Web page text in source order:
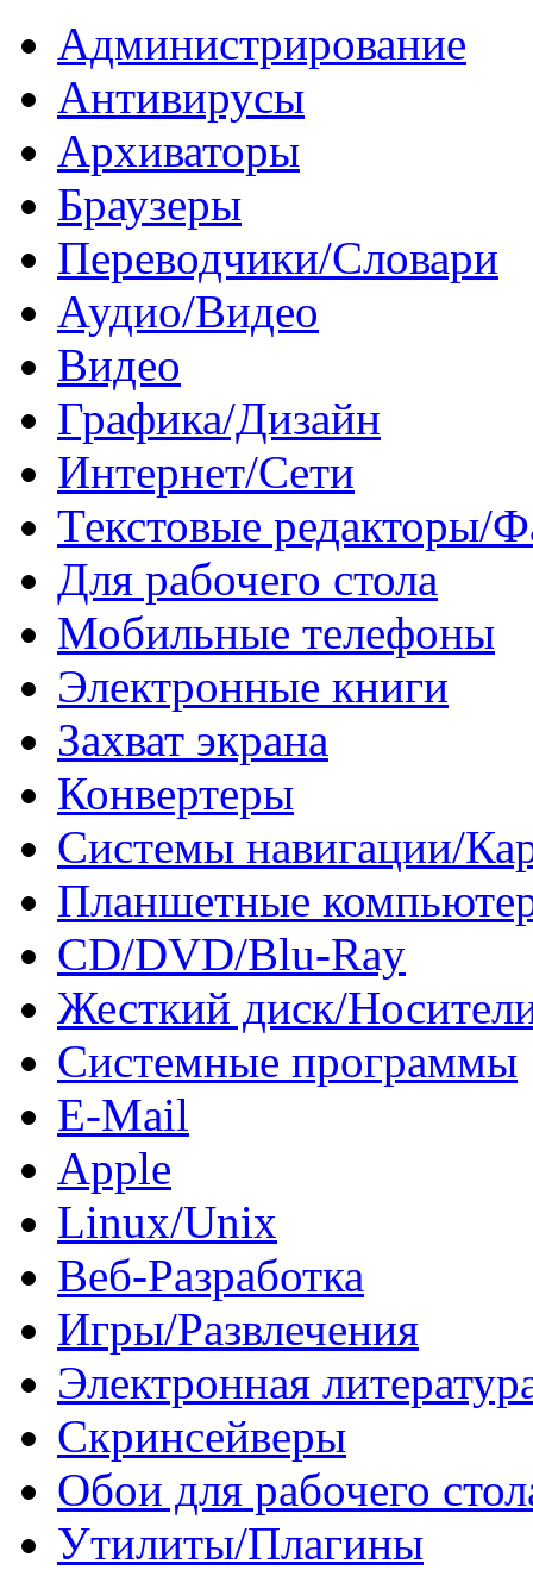
Администрирование
Антивирусы
Архиваторы
Браузеры
Переводчики/Словари
Аудио/Видео
Видео
Графика/Дизайн
Интернет/Сети
Текстовые редакторы/
Для рабочего стола
Мобильные телефоны
Электронные книги
Захват экрана
Конвертеры
Системы навигации/
Планшетные
CD/DVD/Blu-Ray
Жесткий диск/
Системные программы
E-Mail
Apple
Linux/Unix
Веб-Разработка
Игры/Развлечения
Электронная
Скринсейверы
Обои для рабочего
Утилиты/Плагины